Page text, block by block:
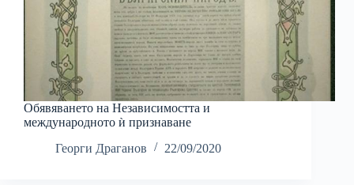
Обявяването на Независимостта и
международното ѝ признаване
Георги Драганов
22/09/2020